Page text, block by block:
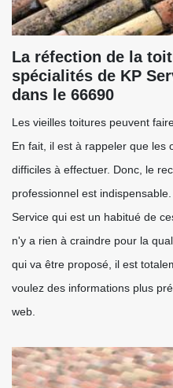
La réfection de la
spécialités de KP
dans le 66690
Les vieilles toitures peuvent
En fait, il est à rappeler que les
difficiles à effectuer. Donc, le
professionnel est
Service qui est un habitué de
n'y a rien à craindre pour la
qui va être proposé, il est
voulez des informations plus
web.